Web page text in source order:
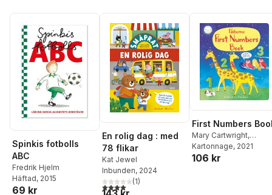
Spinkis fotbolls
ABC
Fredrik Hjelm
Häftad, 2015
69 kr
En rolig dag : med
78 flikar
Kat Jewel
Inbunden, 2024
4,0utav 5 stjärnor. Totalt antal röster:
(1)
First Numbers
Mary Cartwright,
Matthew Oldham
Kartonnage, 2021
106 kr